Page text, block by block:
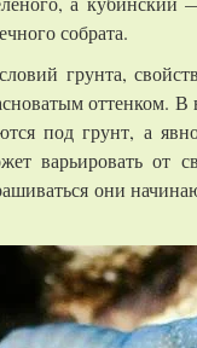
собрата.
грунта,
оттенком.
под грунт, а
варьировать от
они